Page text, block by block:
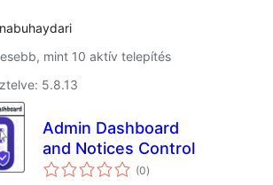
mint 10 aktív telepítés
5.8.13
Admin Dashboard
and Notices Control
(0értékelés
összesen
)